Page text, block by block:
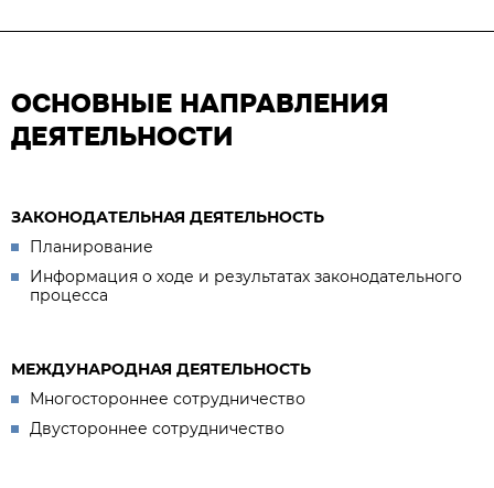
ОСНОВНЫЕ НАПРАВЛЕНИЯ
ДЕЯТЕЛЬНОСТИ
ЗАКОНОДАТЕЛЬНАЯ ДЕЯТЕЛЬНОСТЬ
Планирование
Информация о ходе и результатах законодательного
процесса
МЕЖДУНАРОДНАЯ ДЕЯТЕЛЬНОСТЬ
Многостороннее сотрудничество
Двустороннее сотрудничество